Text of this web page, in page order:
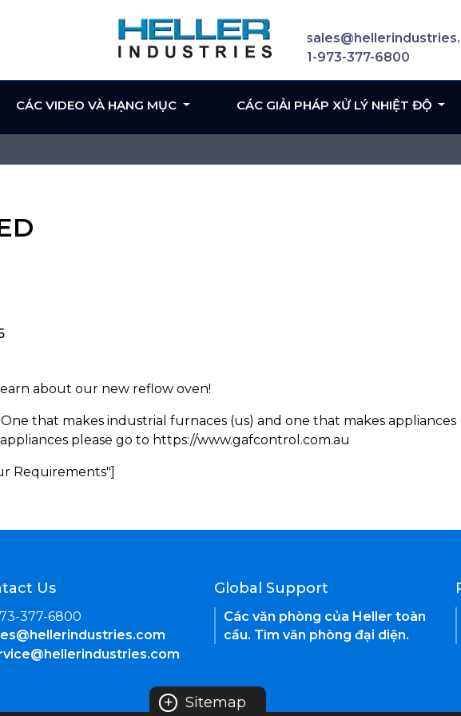
about our new reflow oven!
that makes industrial furnaces (us) and one that makes
please go to https://www.gafcontrol.com.au
Requirements"]
1-973-377-6800
CÁC VIDEO VÀ HẠNG MỤC CÁC GIẢI PHÁP XỬ LÝ NHIỆT ĐỘ
Us
377-6800
Global Support
Các văn phòng của Heller toàn
cầu. Tìm văn phòng đại diện.
+ Sitemap